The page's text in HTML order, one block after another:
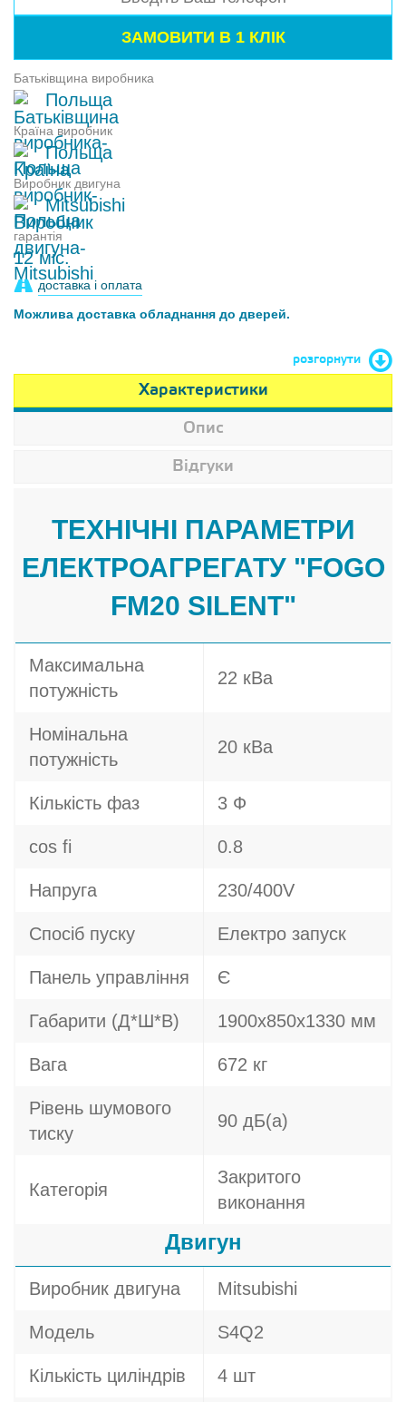
Батьківщина виробника
Польща
Країна виробник
Польща
Виробник двигуна
Mitsubishi
гарантія
12 міс.
доставка і оплата
Можлива доставка обладнання до дверей.
розгорнути
Характеристики
Опис
Відгуки
ТЕХНІЧНІ ПАРАМЕТРИ
ЕЛЕКТРОАГРЕГАТУ "FOGO
FM20 SILENT"
Максимальна
потужність
22 кВа
Номінальна
потужність
20 кВа
Кількість фаз 3 Ф
cos fi 0.8
Напруга 230/400V
Спосіб пуску Електро запуск
Панель управління Є
Габарити (Д*Ш*В) 1900х850х1330 мм
Вага 672 кг
Рівень шумового
тиску
90 дБ(а)
Категорія
Закритого
виконання
Двигун
Виробник двигуна Mitsubishi
Модель S4Q2
Кількість циліндрів 4 шт